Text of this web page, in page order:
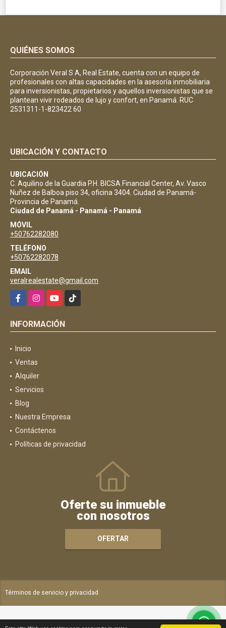
QUIÉNES SOMOS
Corporación Veral S A, Real Estate, cuenta con un equipo de
profesionales con altas capacidades en la asesoría inmobiliaria
para inversionistas, propietarios y aquellos inversionistas que se
plantean vivir rodeados de lujo y confort, en Panamá. RUC
2531311-1-823422 60
UBICACIÓN Y CONTACTO
UBICACIÓN
C. Aquilino de la Guardia P.H. BICSA Financial Center, Av. Vasco
Nuñez de Balboa piso 34, oficina 3404. Ciudad de Panamá-
Provincia de Panamá.
Ciudad de Panamá - Panamá - Panamá
MÓVIL
+50762282080
TELÉFONO
+50762282078
EMAIL
veralrealestate@gmail.com
FacebookInstagramYouTubeTikTok
INFORMACIÓN
Inicio
Ventas
Alquiler
Servicios
Blog
Nuestra Empresa
Contáctenos
Políticas de privacidad
Oferte su inmueble
con nosotros
OFERTAR
Términos de servicio y privacidad